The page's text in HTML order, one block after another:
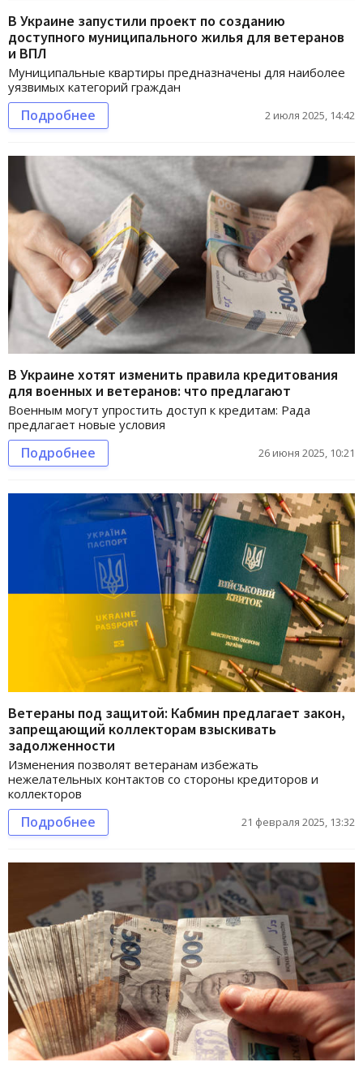
В Украине запустили проект по созданию
доступного муниципального жилья для ветеранов
и ВПЛ
Муниципальные квартиры предназначены для наиболее
уязвимых категорий граждан
Подробнее 2 июля 2025, 14:42
В Украине хотят изменить правила кредитования
для военных и ветеранов: что предлагают
Военным могут упростить доступ к кредитам: Рада
предлагает новые условия
Подробнее 26 июня 2025, 10:21
Ветераны под защитой: Кабмин предлагает закон,
запрещающий коллекторам взыскивать
задолженности
Изменения позволят ветеранам избежать
нежелательных контактов со стороны кредиторов и
коллекторов
Подробнее 21 февраля 2025, 13:32